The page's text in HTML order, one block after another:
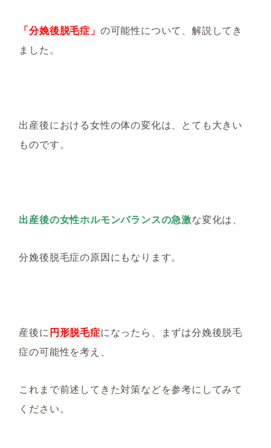
「分娩後脱毛症」 の可能性について、解説してき
ました。
出産後における女性の体の変化は、とても大きい
ものです。
出産後の女性ホルモンバランスの急激な変化は、
分娩後脱毛症の原因にもなります。
産後に円形脱毛症になったら、まずは分娩後脱毛
症の可能性を考え、
これまで前述してきた対策などを参考にしてみて
ください。